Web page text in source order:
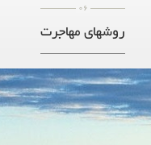
06
روشهای مهاجرت